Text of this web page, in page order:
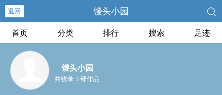
返回 馒头小园
首页 分类 排行 搜索 足迹
馒头小园
共收录 3 部作品